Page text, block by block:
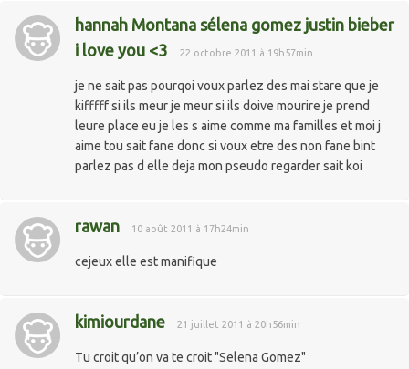
hannah Montana sélena gomez justin bieber
i love you <3
22 octobre 2011 à 19h57min
je ne sait pas pourqoi voux parlez des mai stare que je
kifffff si ils meur je meur si ils doive mourire je prend
leure place eu je les s aime comme ma familles et moi j
aime tou sait fane donc si voux etre des non fane bint
parlez pas d elle deja mon pseudo regarder sait koi
rawan 10 août 2011 à 17h24min
cejeux elle est manifique
kimiourdane 21 juillet 2011 à 20h56min
Tu croit qu’on va te croit "Selena Gomez"